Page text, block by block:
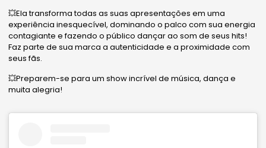
💥Ela transforma todas as suas apresentações em uma
experiência inesquecível, dominando o palco com sua energia
contagiante e fazendo o público dançar ao som de seus hits!
Faz parte de sua marca a autenticidade e a proximidade com
seus fãs.
💥Preparem-se para um show incrível de música, dança e
muita alegria!